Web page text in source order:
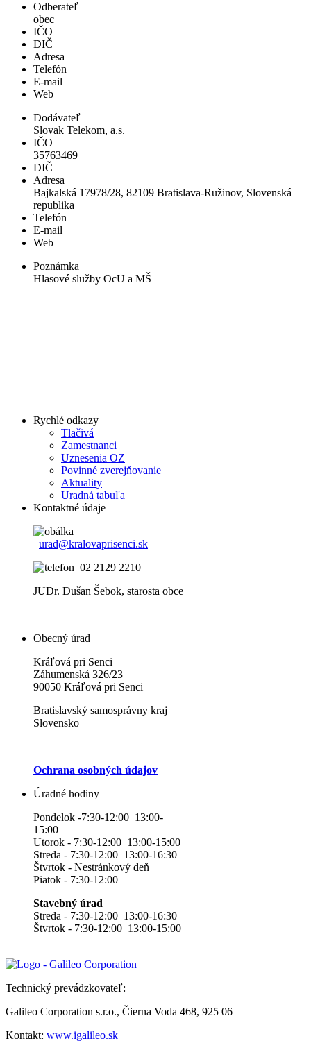
Odberateľ
obec
IČO
DIČ
Adresa
Telefón
E-mail
Web
Dodávateľ
Slovak Telekom, a.s.
IČO
35763469
DIČ
Adresa
Bajkalská 17978/28, 82109 Bratislava-Ružinov, Slovenská
republika
Telefón
E-mail
Web
Poznámka
Hlasové služby OcU a MŠ
Rychlé odkazy
Tlačivá
Zamestnanci
Uznesenia OZ
Povinné zverejňovanie
Aktuality
Uradná tabuľa
Kontaktné údaje
urad@kralovaprisenci.sk
02 2129 2210
JUDr. Dušan Šebok, starosta obce
Obecný úrad
Kráľová pri Senci
Záhumenská 326/23
90050 Kráľová pri Senci
Bratislavský samosprávny kraj
Slovensko
Ochrana osobných údajov
Úradné hodiny
Pondelok -7:30-12:00 13:00-
15:00
Utorok - 7:30-12:00 13:00-15:00
Streda - 7:30-12:00 13:00-16:30
Štvrtok - Nestránkový deň
Piatok - 7:30-12:00
Stavebný úrad
Streda - 7:30-12:00 13:00-16:30
Štvrtok - 7:30-12:00 13:00-15:00
Technický prevádzkovateľ:
Galileo Corporation s.r.o., Čierna Voda 468, 925 06
Kontakt: www.igalileo.sk